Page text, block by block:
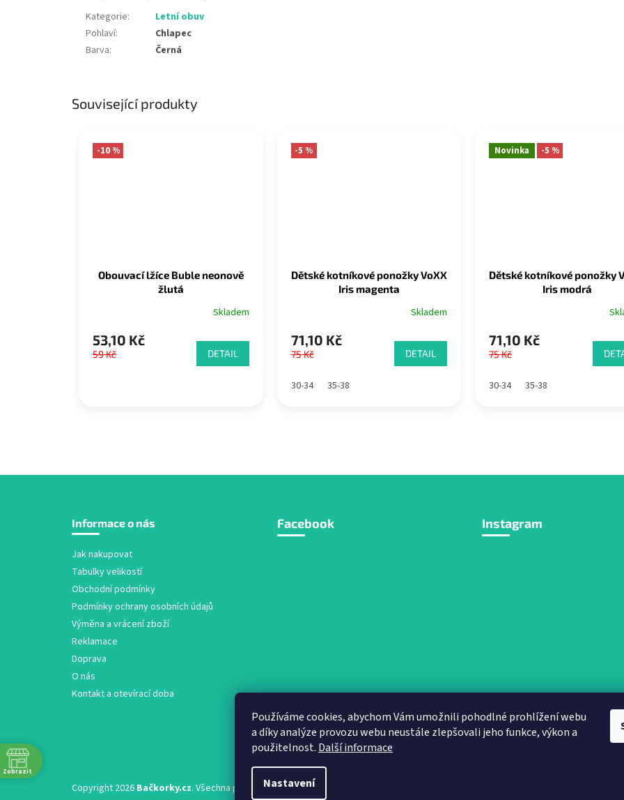
Používáme cookies, abychom Vám umožnili pohodlné prohlížení webu
a díky analýze provozu webu neustále zlepšovali jeho funkce, výkon a
použitelnost. Další informace
Nastavení
Související produkty
-10 %
Obouvací lžíce Buble neonově
žlutá
Skladem
53,10 Kč
59 Kč DETAIL
-5 %
Dětské kotníkové ponožky VoXX
Iris magenta
Skladem
71,10 Kč
75 Kč DETAIL
30-34 35-38
Novinka -5 %
Dětské kotníkové ponožky
Iris modrá
71,10 Kč
75 Kč
30-34 35-38
Kategorie:
Letní obuv
Pohlaví:
Chlapec
Barva: Černá
Informace o nás
Jak nakupovat
Tabulky velikostí
Obchodní podmínky
Podmínky ochrany osobních údajů
Výměna a vrácení zboží
Reklamace
Doprava
O nás
Kontakt a otevírací doba
Facebook Instagram
Sledovat na
Copyright 2026 Bačkorky.cz. Všechna práva vyhrazena.
Zobrazit